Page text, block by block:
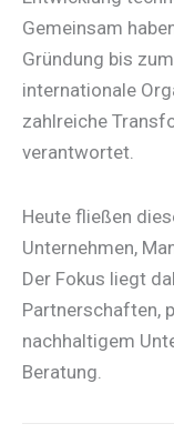
Gemeinsam
Gründung bis
internationale
zahlreiche
verantwortet.
Heute fließen
Unternehmen,
Der Fokus liegt
Partnerschaften,
nachhaltigem
Beratung.